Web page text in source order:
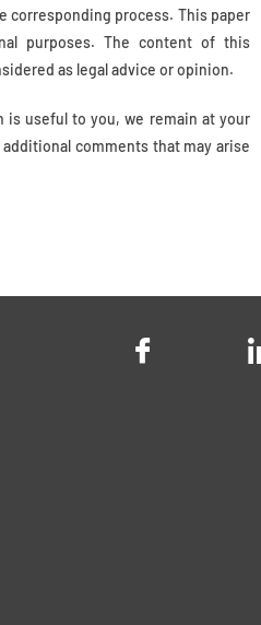
corresponding process. This paper
purposes. The content of this
as legal advice or opinion.
is useful to you, we remain at your
comments that may arise